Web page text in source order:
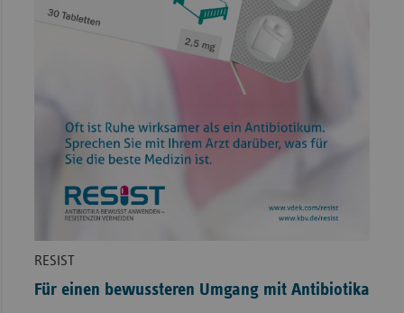
RESIST
Für einen bewussteren Umgang mit Antibiotika